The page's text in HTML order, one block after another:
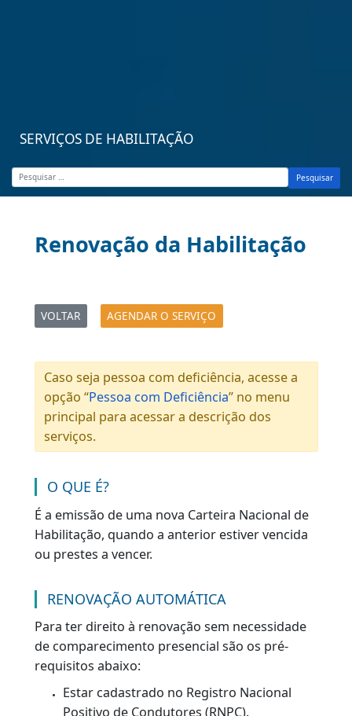
SERVIÇOS DE HABILITAÇÃO
Pesquisar
VOLTAR | |
Caso seja pessoa com deficiência, acesse a
opção “Pessoa com Deficiência” no menu
principal para acessar a descrição dos
serviços.